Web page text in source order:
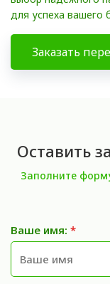
для успеха вашего
Заказать
Оставить
Заполните
Ваше имя: *